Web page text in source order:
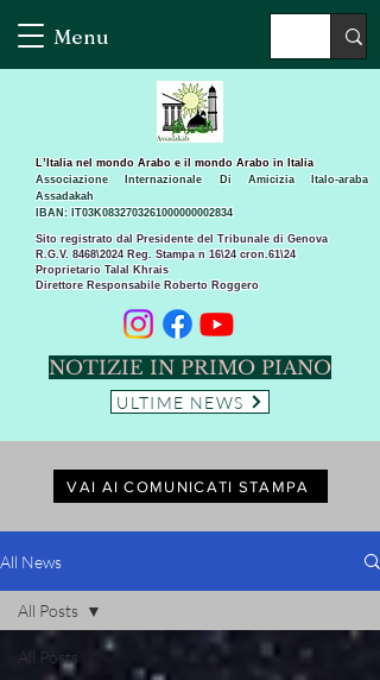
Menu
Sito registrato dal Presidente del Tribunale di Genova
R.G.V. 8468\2024 Reg. Stampa n 16\24 cron.61\24 ​
Proprietario Talal Khrais
Direttore Responsabile Roberto Roggero
L’Italia nel mondo Arabo e il mondo Arabo in Italia
Associazione Internazionale Di Amicizia Italo-araba
Assadakah
IBAN: IT03K0832703261000000002834
NOTIZIE IN PRIMO PIANO
ULTIME NEWS
VAI AI COMUNICATI STAMPA
All News
All Posts
All Posts